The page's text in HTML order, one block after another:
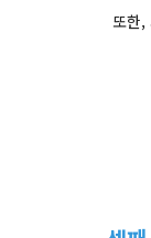
또한,